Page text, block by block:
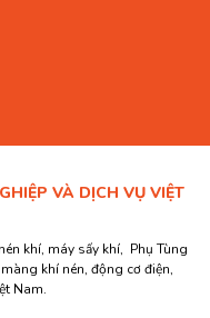
VÀ DỊCH VỤ VIỆT
khí, máy sấy khí, Phụ Tùng
khí nén, động cơ điện,
Nam.